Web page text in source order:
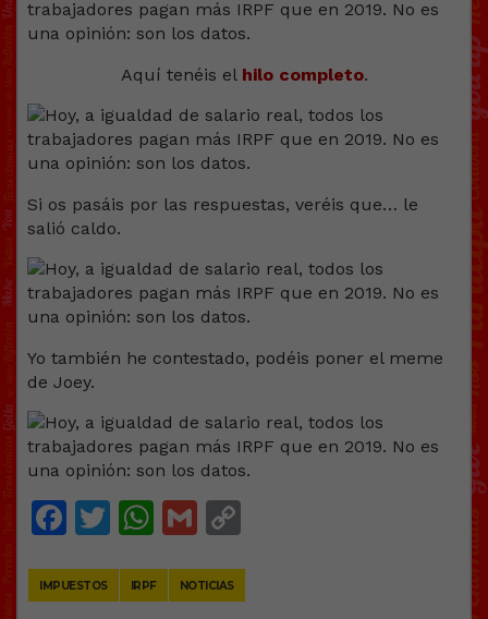
Aquí tenéis el hilo completo.
Si os pasáis por las respuestas, veréis que… le
salió caldo.
Yo también he contestado, podéis poner el meme
de Joey.
Facebook
Twitter
WhatsApp
Gmail
IMPUESTOS IRPF NOTICIAS